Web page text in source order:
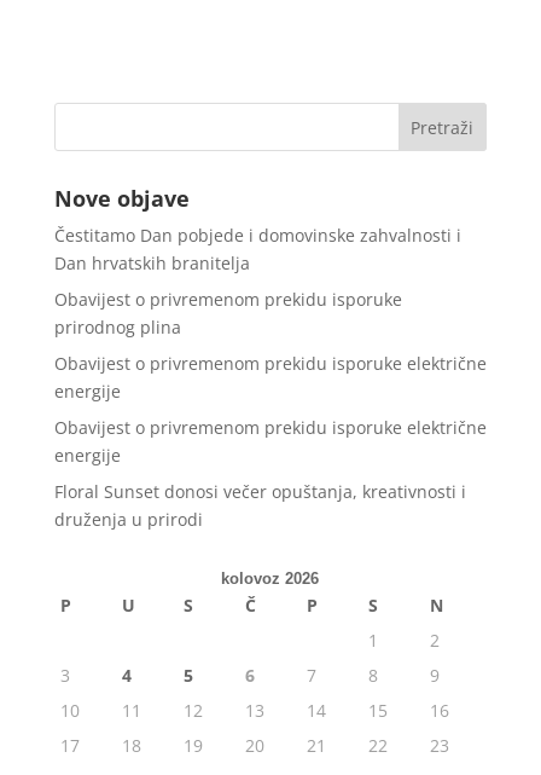
Nove objave
Čestitamo Dan pobjede i domovinske zahvalnosti i
Dan hrvatskih branitelja
Obavijest o privremenom prekidu isporuke
prirodnog plina
Obavijest o privremenom prekidu isporuke električne
energije
Obavijest o privremenom prekidu isporuke električne
energije
Floral Sunset donosi večer opuštanja, kreativnosti i
druženja u prirodi
kolovoz 2026
P U S Č P S
N
1
2
3
4 5 6 7 8
9
10
11 12 13 14 15
16
17
18 19 20 21 22
23